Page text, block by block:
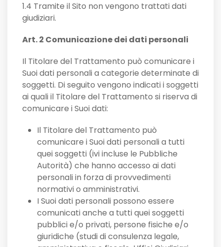
1.4 Tramite il Sito non vengono trattati dati
giudiziari.
Art. 2 Comunicazione dei dati personali
Il Titolare del Trattamento può comunicare i
Suoi dati personali a categorie determinate di
soggetti. Di seguito vengono indicati i soggetti
ai quali il Titolare del Trattamento si riserva di
comunicare i Suoi dati:
Il Titolare del Trattamento può
comunicare i Suoi dati personali a tutti
quei soggetti (ivi incluse le Pubbliche
Autorità) che hanno accesso ai dati
personali in forza di provvedimenti
normativi o amministrativi.
I Suoi dati personali possono essere
comunicati anche a tutti quei soggetti
pubblici e/o privati, persone fisiche e/o
giuridiche (studi di consulenza legale,